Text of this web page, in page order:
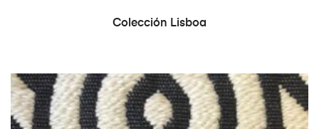
LEER MÁS
Colección Lisboa